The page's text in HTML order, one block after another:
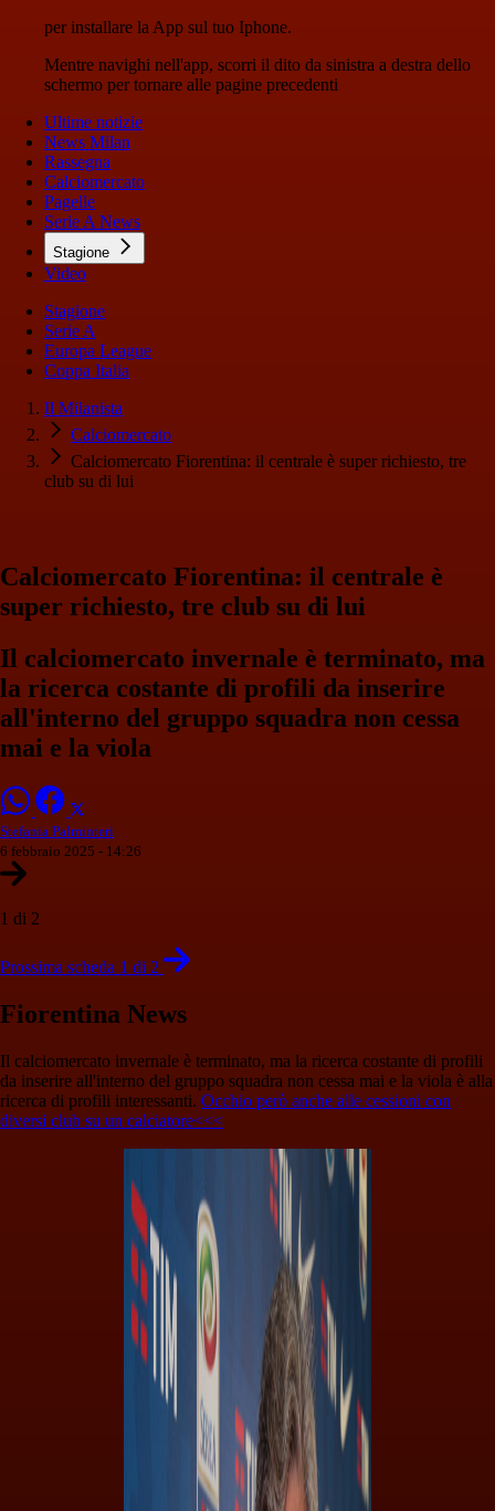
per installare la App sul tuo Iphone.
Mentre navighi nell'app, scorri il dito da sinistra a destra dello
schermo per tornare alle pagine precedenti
Ultime notizie
News Milan
Rassegna
Calciomercato
Pagelle
Serie A News
Stagione
Video
Stagione
Serie A
Europa League
Coppa Italia
Il Milanista
Calciomercato
Calciomercato Fiorentina: il centrale è super richiesto, tre
club su di lui
Calciomercato Fiorentina: il centrale è
super richiesto, tre club su di lui
Il calciomercato invernale è terminato, ma
la ricerca costante di profili da inserire
all'interno del gruppo squadra non cessa
mai e la viola
Stefania Palminteri
6 febbraio 2025 - 14:26
1 di 2
Prossima scheda 1 di 2
Fiorentina News
Il calciomercato invernale è terminato, ma la ricerca costante di profili
da inserire all'interno del gruppo squadra non cessa mai e la viola è alla
ricerca di profili interessanti. Occhio però anche alle cessioni con
diversi club su un calciatore<<<